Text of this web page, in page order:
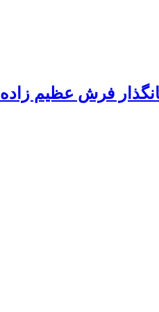
فرش عظیم زاده